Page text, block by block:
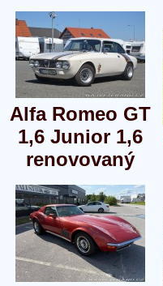
Alfa Romeo GT
1,6 Junior 1,6
renovovaný